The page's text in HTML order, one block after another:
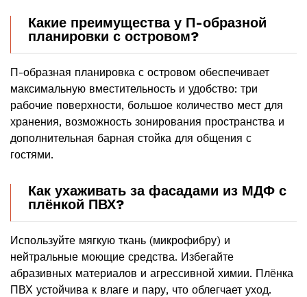
Какие преимущества у П-образной
планировки с островом?
П-образная планировка с островом обеспечивает
максимальную вместительность и удобство: три
рабочие поверхности, большое количество мест для
хранения, возможность зонирования пространства и
дополнительная барная стойка для общения с
гостями.
Как ухаживать за фасадами из МДФ с
плёнкой ПВХ?
Используйте мягкую ткань (микрофибру) и
нейтральные моющие средства. Избегайте
абразивных материалов и агрессивной химии. Плёнка
ПВХ устойчива к влаге и пару, что облегчает уход.